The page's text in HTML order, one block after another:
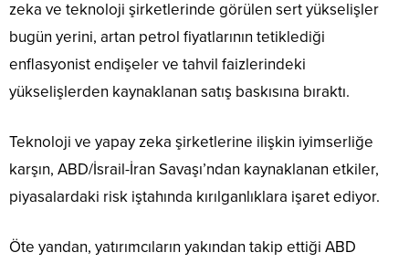
zeka ve teknoloji şirketlerinde görülen sert yükselişler
bugün yerini, artan petrol fiyatlarının tetiklediği
enflasyonist endişeler ve tahvil faizlerindeki
yükselişlerden kaynaklanan satış baskısına bıraktı.
Teknoloji ve yapay zeka şirketlerine ilişkin iyimserliğe
karşın, ABD/İsrail-İran Savaşı’ndan kaynaklanan etkiler,
piyasalardaki risk iştahında kırılganlıklara işaret ediyor.
Öte yandan, yatırımcıların yakından takip ettiği ABD